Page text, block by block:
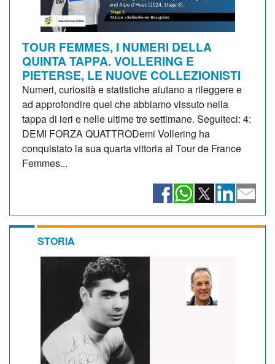
TOUR FEMMES, I NUMERI DELLA
QUINTA TAPPA. VOLLERING E
PIETERSE, LE NUOVE COLLEZIONISTI
Numeri, curiosità e statistiche aiutano a rileggere e
ad approfondire quel che abbiamo vissuto nella
tappa di ieri e nelle ultime tre settimane. Seguiteci: 4:
DEMI FORZA QUATTRODemi Vollering ha
conquistato la sua quarta vittoria al Tour de France
Femmes...
STORIA